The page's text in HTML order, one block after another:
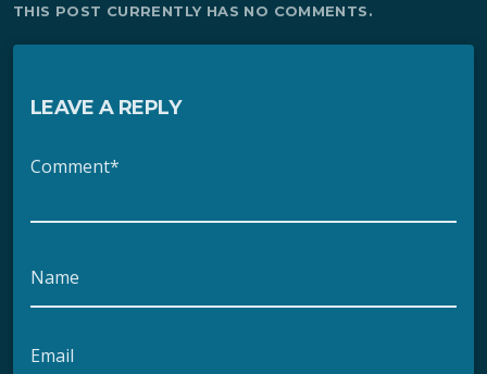
THIS POST CURRENTLY HAS NO COMMENTS.
LEAVE A REPLY
Comment*
Name
Email